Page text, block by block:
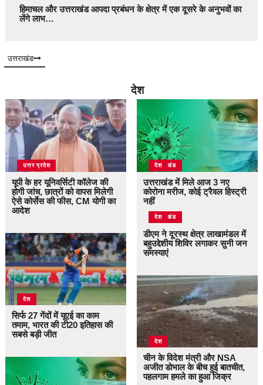
हिमाचल और उत्तराखंड आपदा प्रबंधन के क्षेत्र में एक दूसरे के अनुभवों का
लेंगे लाभ…
उत्तराखंड
देश
उत्तर प्रदेश
यूपी के हर यूनिवर्सिटी कॉलेज की
होगी जांच, छात्रों को वापस मिलेगी
ऐसे कोर्सेस की फीस, CM योगी का
आदेश
देश
सिर्फ 27 गेंदों में यूएई का काम
तमाम, भारत की टी20 इतिहास की
सबसे बड़ी जीत
उत्तराखंड
देश
उत्तराखंड में मिले आज 3 नए
कोरोना मरीज, कोई ट्रैवल हिस्ट्री
नहीं
उत्तराखंड
देश
डीएम ने दूरस्थ क्षेत्र लाखामंडल में
बहुउद्देशीय शिविर लगाकर सुनी जन
समस्याएं
देश
चीन के विदेश मंत्री और NSA
अजीत डोभाल के बीच हुई बातचीत,
पहलगाम हमले का हुआ जिक्र